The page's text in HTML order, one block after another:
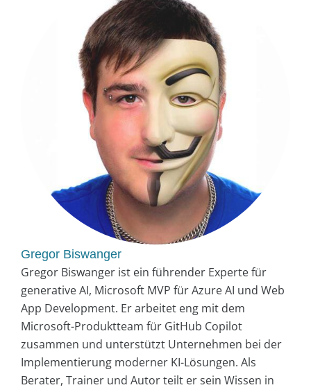
Gregor Biswanger
Gregor Biswanger ist ein führender Experte für
generative AI, Microsoft MVP für Azure AI und Web
App Development. Er arbeitet eng mit dem
Microsoft-Produktteam für GitHub Copilot
zusammen und unterstützt Unternehmen bei der
Implementierung moderner KI-Lösungen. Als
Berater, Trainer und Autor teilt er sein Wissen in